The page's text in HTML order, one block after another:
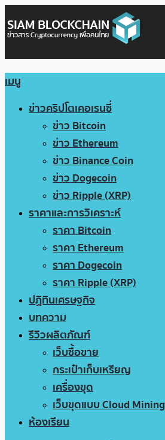
เมนู
ข่าวคริปโตเคอเรนซี่
ข่าว Bitcoin
ข่าว Ethereum
ข่าว Binance Coin
ข่าว Dogecoin
ข่าว Ripple (XRP)
ราคาและการวิเคราะห์
ราคา Bitcoin
ราคา Ethereum
ราคา Dogecoin
ราคา Ripple (XRP)
ปฏิทินเศรษฐกิจ
บทความ
รีวิวผลิตภัณฑ์
เว็บซื้อขาย
กระเป๋าเก็บเหรียญ
เครื่องขุด
เว็บขุดแบบ Cloud Mining
ห้องเรียน